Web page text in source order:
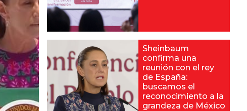
Sheinbaum
confirma una
reunión con el rey
de España:
buscamos el
reconocimiento a la
grandeza de México